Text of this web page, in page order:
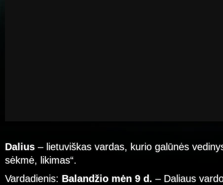
Dalius – lietuviškas vardas, kurio galūnės
sėkmė, likimas“.
Vardadienis: Balandžio mėn 9 d. – Daliaus